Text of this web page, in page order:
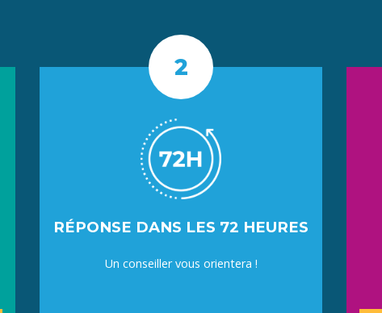
RÉPONSE DANS LES 72 HEURES
Un conseiller vous orientera !